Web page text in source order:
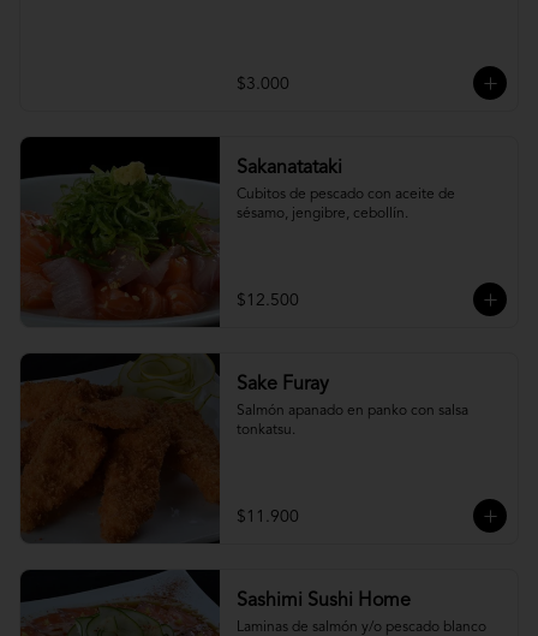
$3.000
Sakanatataki
Cubitos de pescado con aceite de
sésamo, jengibre, cebollín.
$12.500
Sake Furay
Salmón apanado en panko con salsa
tonkatsu.
$11.900
Sashimi Sushi Home
Laminas de salmón y/o pescado blanco